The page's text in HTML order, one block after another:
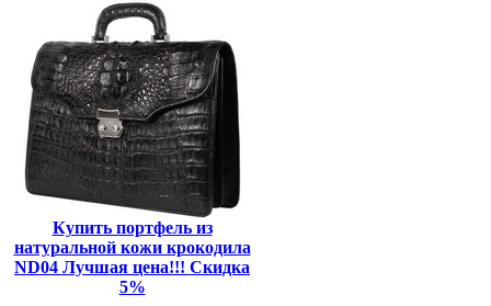
Купить портфель из
натуральной кожи крокодила
ND04 Лучшая цена!!! Скидка
5%